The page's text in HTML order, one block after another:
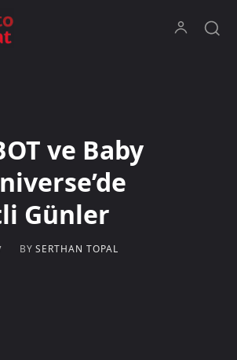
ve Baby
Günler
BY SERTHAN TOPAL